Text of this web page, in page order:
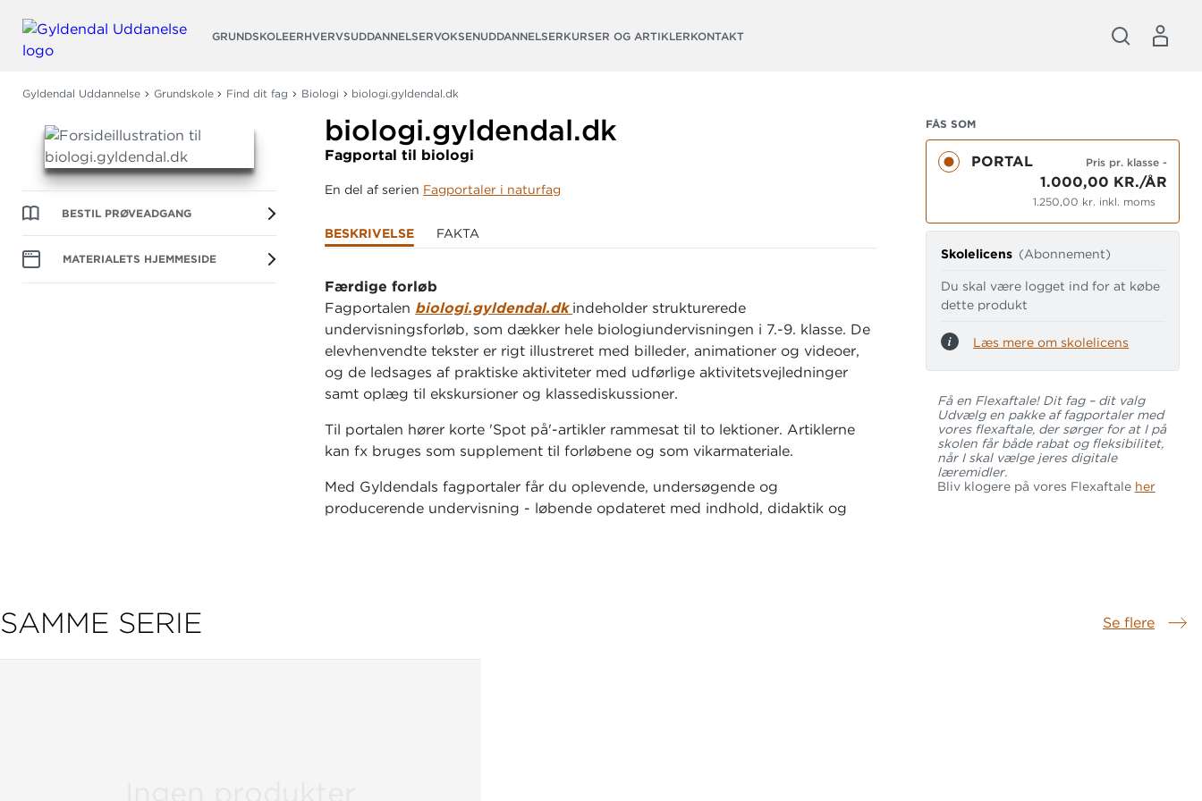
GRUNDSKOLEERHVERVSUDDANNELSERVOKSENUDDANNELSERKURSER OG ARTIKLERKONTAKT
Gyldendal Uddannelse Grundskole Find dit fag Biologi biologi.gyldendal.dk
BESTIL PRØVEADGANG
MATERIALETS HJEMMESIDE
biologi.gyldendal.dk
Fagportal til biologi
En del af serien Fagportaler i naturfag
BESKRIVELSE FAKTA
Færdige forløb
Fagportalen biologi.gyldendal.dk indeholder strukturerede
undervisningsforløb, som dækker hele biologiundervisningen i 7.-9. klasse. De
elevhenvendte tekster er rigt illustreret med billeder, animationer og videoer,
og de ledsages af praktiske aktiviteter med udførlige aktivitetsvejledninger
samt oplæg til ekskursioner og klassediskussioner.
Til portalen hører korte 'Spot på'-artikler rammesat til to lektioner. Artiklerne
kan fx bruges som supplement til forløbene og som vikarmateriale.
Med Gyldendals fagportaler får du oplevende, undersøgende og
producerende undervisning - løbende opdateret med indhold, didaktik og
FÅS SOM
PORTAL Pris pr. klasse -
1.000,00 KR./ÅR
1.250,00 kr. inkl. moms
Skolelicens (Abonnement)
Du skal være logget ind for at købe
dette produkt
Læs mere om skolelicens
Få en Flexaftale! Dit fag – dit valg
Udvælg en pakke af fagportaler med
vores flexaftale, der sørger for at I på
skolen får både rabat og fleksibilitet,
når I skal vælge jeres digitale
læremidler.
Bliv klogere på vores Flexaftale her
SAMME SERIE Se flere
Samme serie